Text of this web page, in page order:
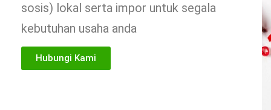
sosis) lokal serta impor untuk segala
kebutuhan usaha anda
Hubungi Kami